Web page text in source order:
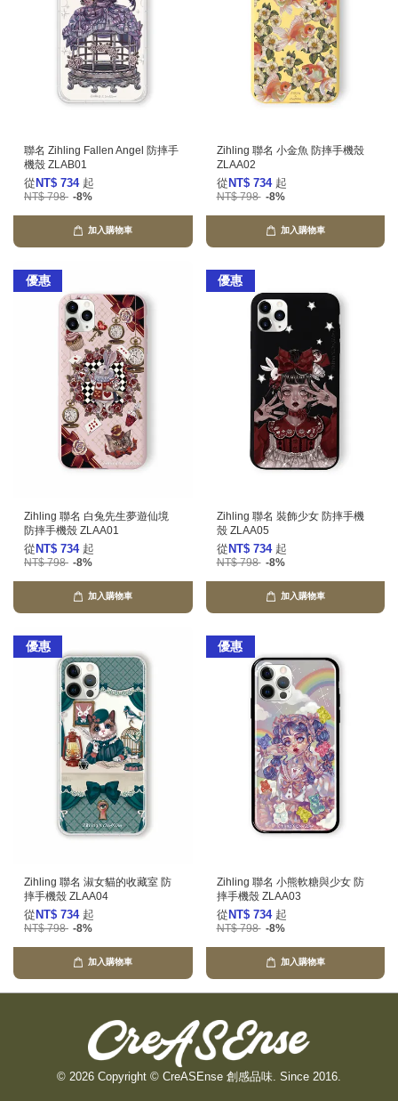
聯名 Zihling Fallen Angel 防摔手
機殼 ZLAB01
從 NT$ 734 起
NT$ 798 -8%
加入購物車
Zihling 聯名 小金魚 防摔手機殼
ZLAA02
從 NT$ 734 起
NT$ 798 -8%
加入購物車
優惠
Zihling 聯名 白兔先生夢遊仙境
防摔手機殼 ZLAA01
從 NT$ 734 起
NT$ 798 -8%
加入購物車
優惠
Zihling 聯名 裝飾少女 防摔手機
殼 ZLAA05
從 NT$ 734 起
NT$ 798 -8%
加入購物車
優惠
Zihling 聯名 淑女貓的收藏室 防
摔手機殼 ZLAA04
從 NT$ 734 起
NT$ 798 -8%
加入購物車
優惠
Zihling 聯名 小熊軟糖與少女 防
摔手機殼 ZLAA03
從 NT$ 734 起
NT$ 798 -8%
加入購物車
© 2026 Copyright © CreASEnse 創感品味. Since 2016.